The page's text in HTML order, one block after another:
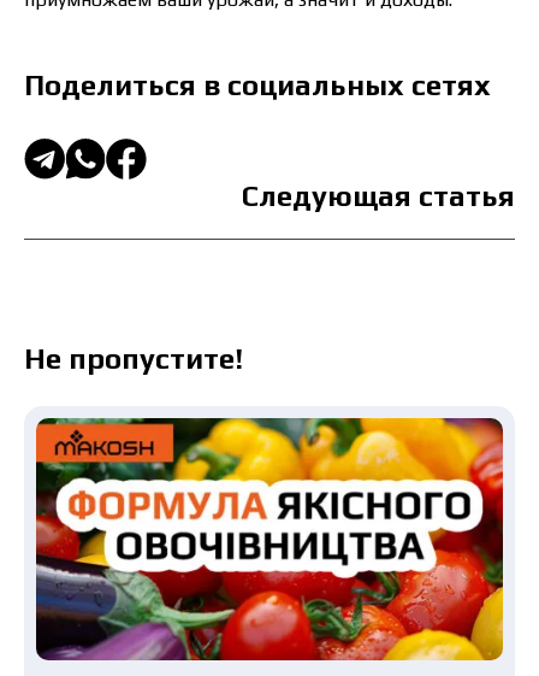
Поделиться в социальных сетях
Следующая статья
Не пропустите!